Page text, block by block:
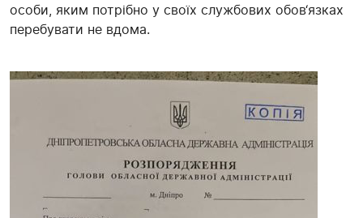
особи, яким потрібно у своїх службових обов‘язках
перебувати не вдома.